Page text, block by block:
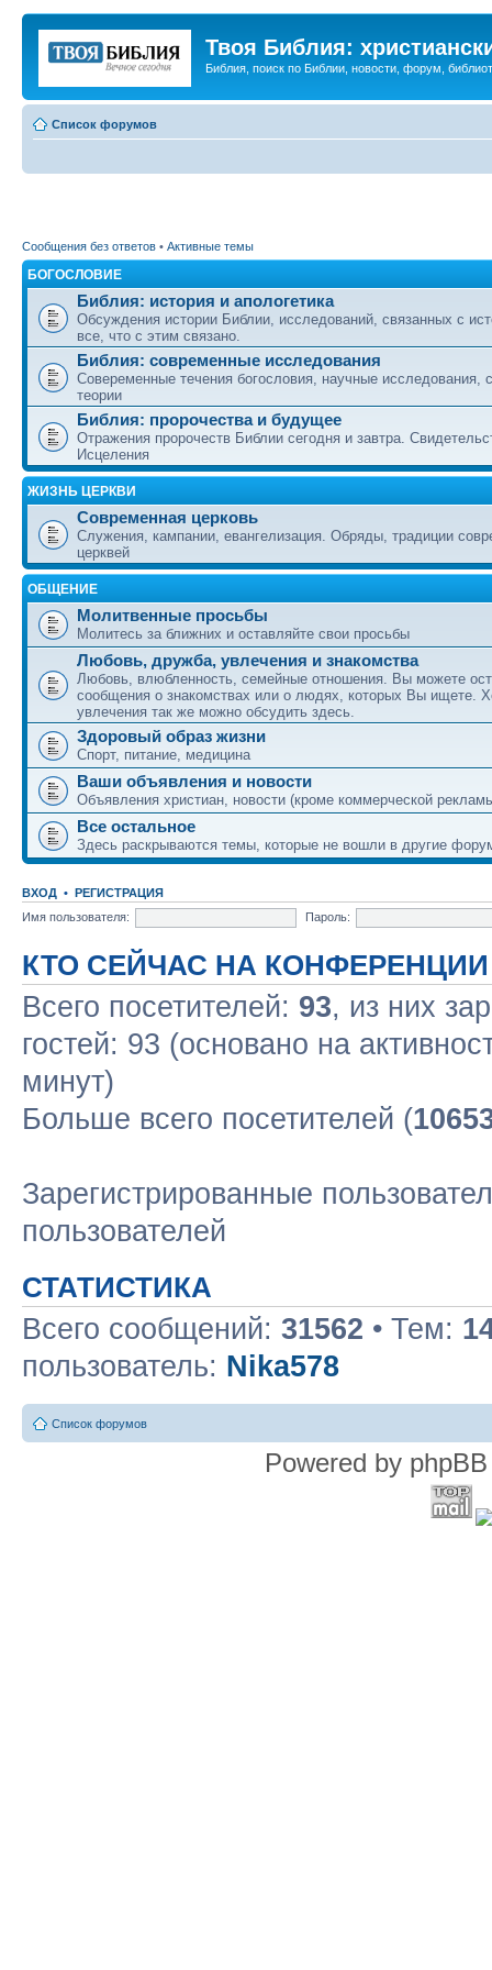
Твоя Библия:
Библия, поиск по Библии, новости, форум,
Список форумов
Сообщения без ответов • Активные темы
БОГОСЛОВИЕ
Библия: история и апологетика
Обсуждения истории Библии, исследований, связанных с
все, что с этим связано.
Библия: современные исследования
Совеременные течения богословия, научные исследования,
теории
Библия: пророчества и будущее
Отражения пророчеств Библии сегодня и завтра.
Исцеления
ЖИЗНЬ ЦЕРКВИ
Современная церковь
Служения, кампании, евангелизация. Обряды, традиции
церквей
ОБЩЕНИЕ
Молитвенные просьбы
Молитесь за ближних и оставляйте свои просьбы
Любовь, дружба, увлечения и знакомства
Любовь, влюбленность, семейные отношения. Вы можете
сообщения о знакомствах или о людях, которых Вы ищете.
увлечения так же можно обсудить здесь.
Здоровый образ жизни
Спорт, питание, медицина
Ваши объявления и новости
Объявления христиан, новости (кроме коммерческой
Все остальное
Здесь раскрываются темы, которые не вошли в другие
ВХОД • РЕГИСТРАЦИЯ
Имя пользователя:
Пароль:
КТО СЕЙЧАС НА КОНФЕРЕНЦИИ
Всего посетителей: 93, из них
гостей: 93 (основано на
минут)
Больше всего посетителей (
Зарегистрированные
пользователей
СТАТИСТИКА
Всего сообщений: 31562 • Тем:
пользователь: Nika578
Список форумов
Powered by